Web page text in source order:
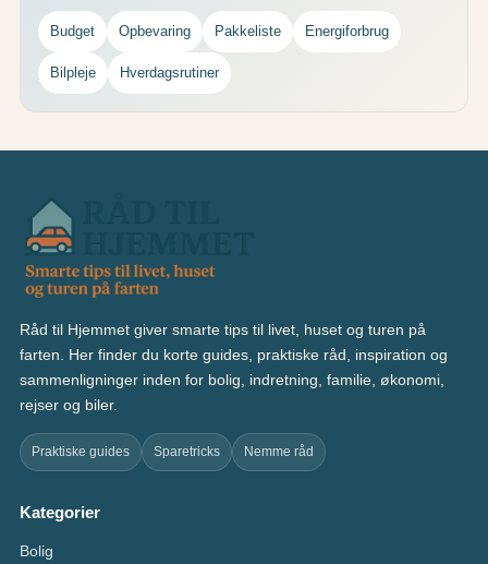
Budget Opbevaring Pakkeliste Energiforbrug
Bilpleje Hverdagsrutiner
Råd til Hjemmet giver smarte tips til livet, huset og turen på
farten. Her finder du korte guides, praktiske råd, inspiration og
sammenligninger inden for bolig, indretning, familie, økonomi,
rejser og biler.
Praktiske guides Sparetricks Nemme råd
Kategorier
Bolig